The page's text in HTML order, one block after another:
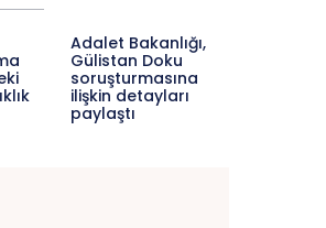
Adalet Bakanlığı,
Gülistan Doku
soruşturmasına
ilişkin detayları
paylaştı